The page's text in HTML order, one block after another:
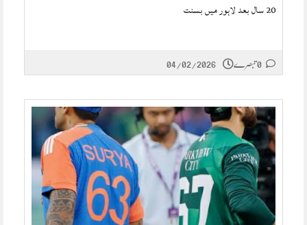
20 سال بعد لاہور میں بسنت
04/02/2026